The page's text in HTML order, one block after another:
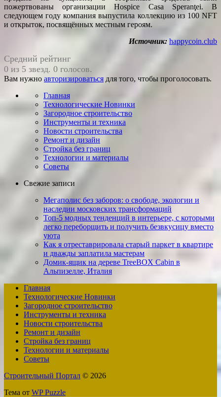
пожертвованы организации Hospice Casa Speranţei. В
следующем году компания выпустила коллекцию из 100 NFT
и открыток, посвящённых местным героям.
Источник: happycoin.club
Средний рейтинг
0 из 5 звезд. 0 голосов.
Вам нужно авторизироваться для того, чтобы проголосовать.
Главная
Технологические Новинки
Загородное строительство
Инструменты и техника
Новости строительства
Ремонт и дизайн
Стройка без границ
Технологии и материалы
Советы
Свежие записи
Мегаполис без заборов: о свободе, экологии и
наследии московских трансформаций
Топ-5 модных тенденций в интерьере, с которыми
легко переборщить и получить безвкусицу вместо
уюта
Как я отреставриро­вала старый паркет в квартире
и дважды заплатила мастерам
Домик-ящик на дереве TreeBOX Cabin в
Альпизелле, Италия
Главная
Технологические Новинки
Загородное строительство
Инструменты и техника
Новости строительства
Ремонт и дизайн
Стройка без границ
Технологии и материалы
Советы
Строительный Портал © 2026
Тема от WP Puzzle